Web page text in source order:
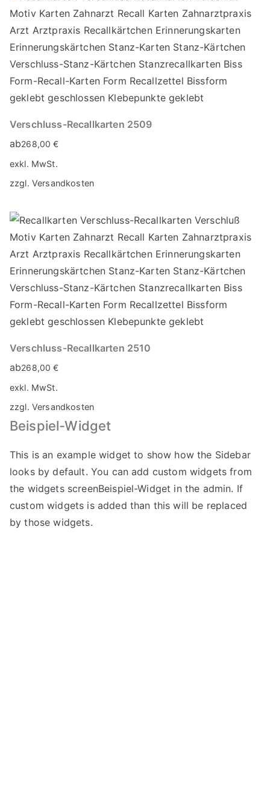
Verschluss-Recallkarten 2509
ab268,00€
exkl. MwSt.
zzgl. Versandkosten
Verschluss-Recallkarten 2510
ab268,00€
exkl. MwSt.
zzgl. Versandkosten
Beispiel-Widget
This is an example widget to show how the Sidebar
looks by default. You can add custom widgets from
the widgets screenBeispiel-Widget in the admin. If
custom widgets is added than this will be replaced
by those widgets.